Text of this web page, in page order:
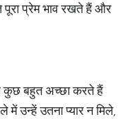
पूरा प्रेम भाव रखते हैं और
कुछ बहुत अच्छा करते हैं
में उन्हें उतना प्यार न मिले,